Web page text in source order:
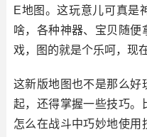
E地图。这玩意儿可真是
啥，各种神器、宝贝随
戏，图的就是个乐呵，现
这新版地图也不是那么好
起，还得掌握一些技巧。
怎么在战斗中巧妙地使用